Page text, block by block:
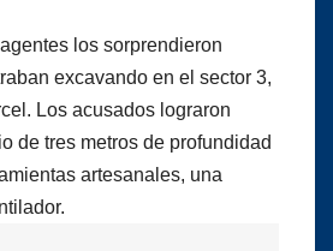
los sorprendieron
excavando en el sector 3,
Los acusados lograron
de tres metros de profundidad
artesanales, una